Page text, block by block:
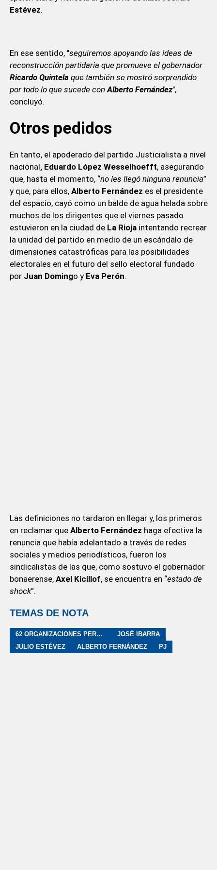
Estévez.
En ese sentido, "seguiremos apoyando las ideas de
reconstrucción partidaria que promueve el gobernador
Ricardo Quintela que también se mostró sorprendido
por todo lo que sucede conAlberto Fernández",
concluyó.
Otros pedidos
En tanto, el apoderado del partido Justicialista a nivel
nacional, Eduardo López Wesselhoefft, asegurando
que, hasta el momento, “no les llegó ninguna renuncia”
y que, para ellos, Alberto Fernández es el presidente
del espacio, cayó como un balde de agua helada sobre
muchos de los dirigentes que el viernes pasado
estuvieron en la ciudad de La Rioja intentando recrear
la unidad del partido en medio de un escándalo de
dimensiones catastróficas para las posibilidades
electorales en el futuro del sello electoral fundado
por Juan Domingo y Eva Perón.
Las definiciones no tardaron en llegar y, los primeros
en reclamar que Alberto Fernández haga efectiva la
renuncia que había adelantado a través de redes
sociales y medios periodísticos, fueron los
sindicalistas de las que, como sostuvo el gobernador
bonaerense, Axel Kicillof, se encuentra en “estado de
shock”.
TEMAS DE NOTA
62 ORGANIZACIONES PERONISTAS
JOSÉ IBARRA
JULIO ESTÉVEZ
ALBERTO FERNÁNDEZ PJ